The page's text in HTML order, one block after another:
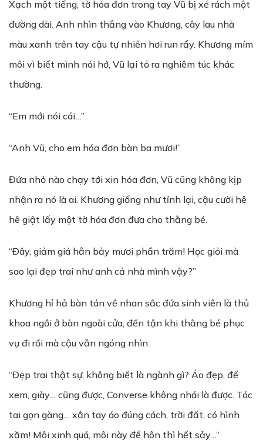
Xạch một tiếng, tờ hóa đơn trong tay Vũ bị xé rách một
đường dài. Anh nhìn thẳng vào Khương, cây lau nhà
màu xanh trên tay cậu tự nhiên hơi run rẩy. Khương mím
môi vì biết mình nói hớ, Vũ lại tỏ ra nghiêm túc khác
thường.
“Em mới nói cái…”
“Anh Vũ, cho em hóa đơn bàn ba mươi!”
Đứa nhỏ nào chạy tới xin hóa đơn, Vũ cũng không kịp
nhận ra nó là ai. Khương giống như tỉnh lại, cậu cười hê
hê giật lấy một tờ hóa đơn đưa cho thằng bé.
“Đây, giảm giá hẳn bảy mươi phần trăm! Học giỏi mà
sao lại đẹp trai như anh cả nhà mình vậy?”
Khương hỉ hả bàn tán về nhan sắc đứa sinh viên là thủ
khoa ngồi ở bàn ngoài cửa, đến tận khi thằng bé phục
vụ đi rồi mà cậu vẫn ngóng nhìn.
“Đẹp trai thật sự, không biết là ngành gì? Áo đẹp, để
xem, giày… cũng được, Converse không nhái là được. Tóc
tai gọn gàng… xắn tay áo đúng cách, trời đất, có hình
xăm! Môi xinh quá, môi này để hôn thì hết sảy…”